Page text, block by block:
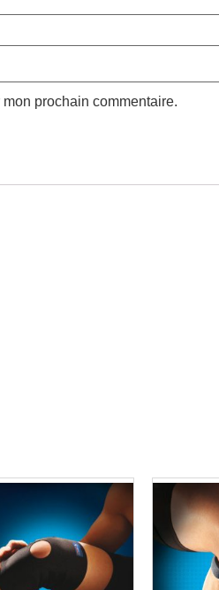
prochain commentaire.